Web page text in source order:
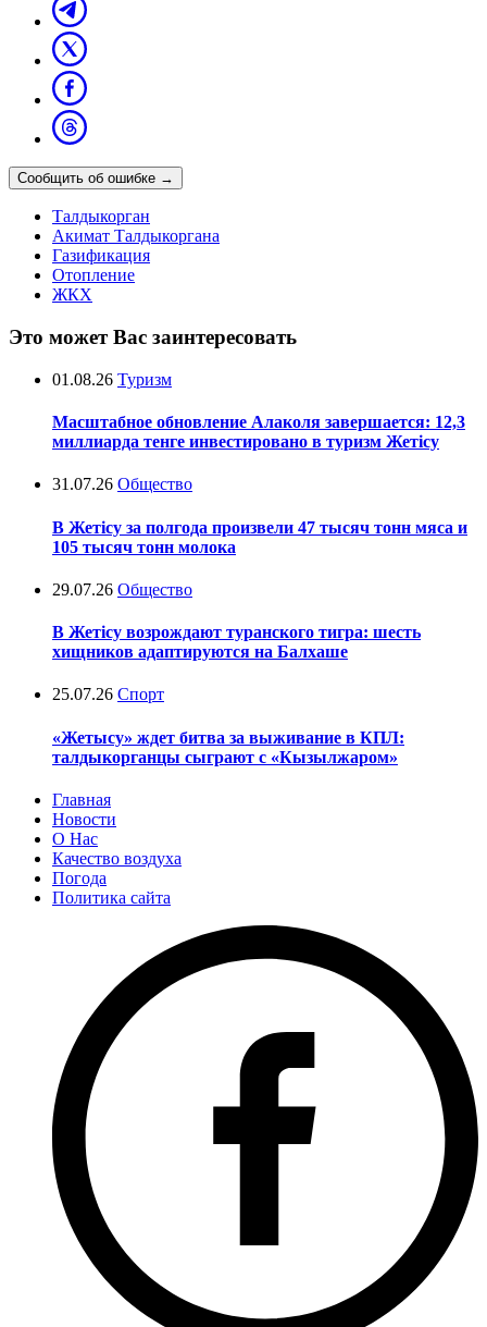
Сообщить об ошибке →
Талдыкорган
Акимат Талдыкоргана
Газификация
Отопление
ЖКХ
Это может Вас заинтересовать
01.08.26 Туризм
Масштабное обновление Алаколя завершается: 12,3
миллиарда тенге инвестировано в туризм Жетісу
31.07.26 Общество
В Жетісу за полгода произвели 47 тысяч тонн мяса и
105 тысяч тонн молока
29.07.26 Общество
В Жетісу возрождают туранского тигра: шесть
хищников адаптируются на Балхаше
25.07.26 Спорт
«Жетысу» ждет битва за выживание в КПЛ:
талдыкорганцы сыграют с «Кызылжаром»
Главная
Новости
О Нас
Качество воздуха
Погода
Политика сайта